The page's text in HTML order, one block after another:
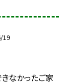
19
なかったご家